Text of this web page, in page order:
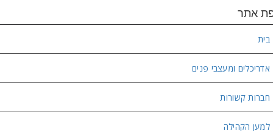
אתר
בית
אדריכלים ומעצבי פנים
חברות קשורות
למען הקהילה